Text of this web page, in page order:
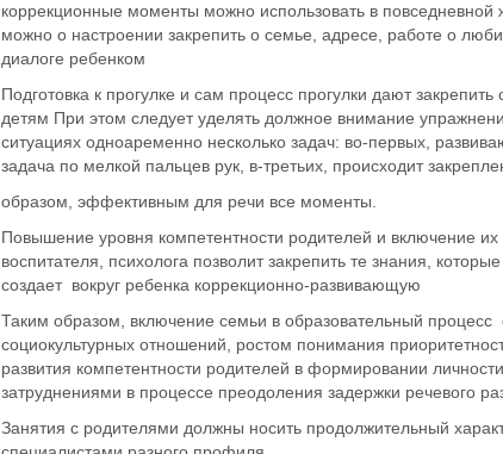
коррекционные моменты можно использовать в
можно о настроении закрепить о семье, адресе, работе о
диалоге ребенком
Подготовка к прогулке и сам процесс прогулки дают
детям При этом следует уделять должное внимание
ситуациях одноаременно несколько задач: во-первых,
задача по мелкой пальцев рук, в-третьих, происходит
образом, эффективным для речи все моменты.
Повышение уровня компетентности родителей и включение
воспитателя, психолога позволит закрепить те знания,
создает вокруг ребенка коррекционно-развивающую
Таким образом, включение семьи в образовательный
социокультурных отношений, ростом понимания
развития компетентности родителей в формировании
затруднениями в процессе преодоления задержки речевого
Занятия с родителями должны носить продолжительный